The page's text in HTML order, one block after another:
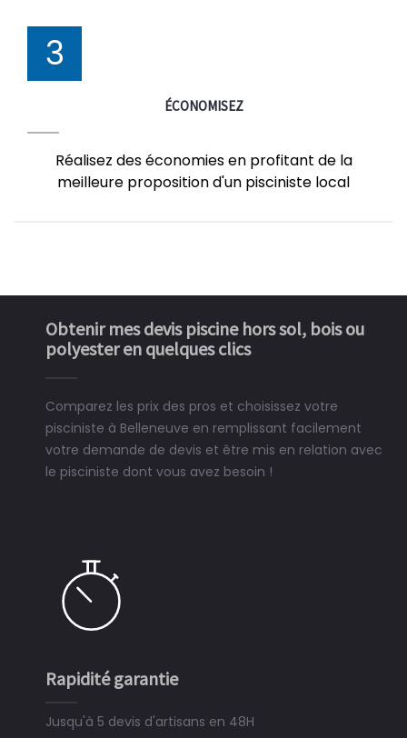
3
ÉCONOMISEZ
Réalisez des économies en profitant de la
meilleure proposition d'un pisciniste local
Obtenir mes devis piscine hors sol, bois ou
polyester en quelques clics
Comparez les prix des pros et choisissez votre
pisciniste à Belleneuve en remplissant facilement
votre demande de devis et être mis en relation avec
le pisciniste dont vous avez besoin !
Rapidité garantie
Jusqu'à 5 devis d'artisans en 48H